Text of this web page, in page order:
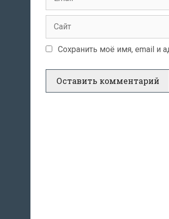
Сохранить моё имя, email и